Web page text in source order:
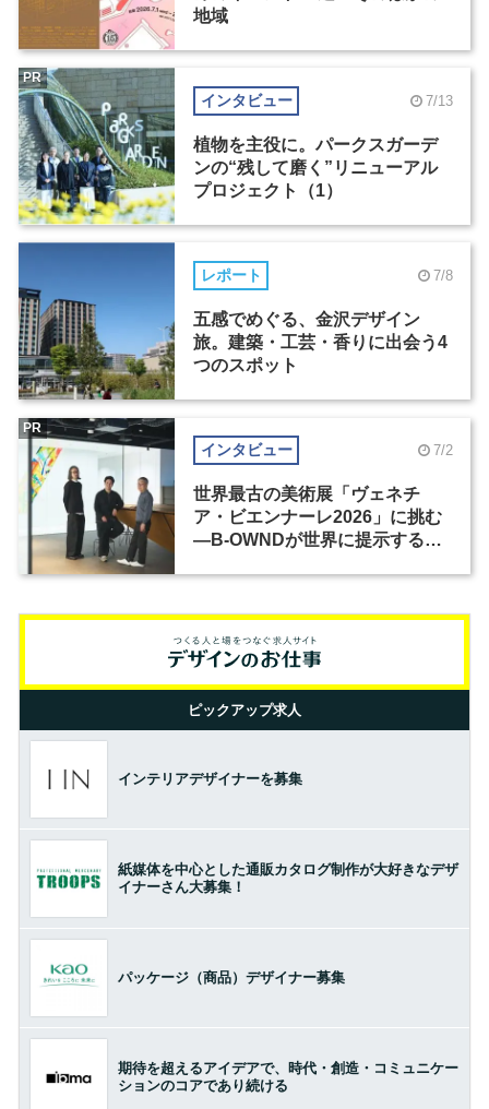
地域
インタビュー 7/13
植物を主役に。パークスガーデ
ンの“残して磨く”リニューアル
プロジェクト（1）
PR
レポート 7/8
五感でめぐる、金沢デザイン
旅。建築・工芸・香りに出会う4
つのスポット
インタビュー 7/2
世界最古の美術展「ヴェネチ
ア・ビエンナーレ2026」に挑む
―B-OWNDが世界に提示する美
PR
ピックアップ求人
インテリアデザイナーを募集
紙媒体を中心とした通販カタログ制作が大好きなデザ
イナーさん大募集！
パッケージ（商品）デザイナー募集
期待を超えるアイデアで、時代・創造・コミュニケー
ションのコアであり続ける